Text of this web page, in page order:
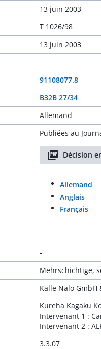
13 juin 2003
T 1026/98
13 juin 2003
-
91108077.8
B32B 27/34
Allemand
Publiées au
Décision
Allemand
Anglais
Français
-
-
Mehrschichtige,
Kalle Nalo GmbH
Kureha Kagaku
Intervenant 1 :
Intervenant 2 :
3.3.07